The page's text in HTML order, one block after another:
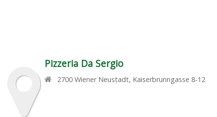
Pizzeria Da Sergio
2700 Wiener Neustadt, Kaiserbrunngasse 8-12